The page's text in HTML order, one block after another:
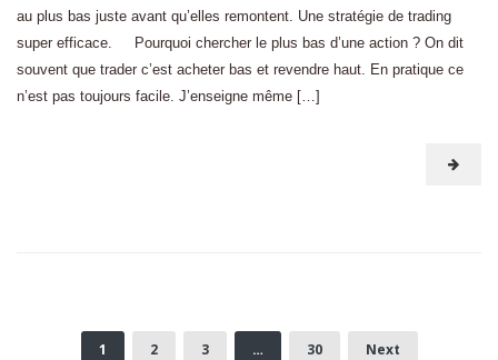
au plus bas juste avant qu’elles remontent. Une stratégie de trading
super efficace. Pourquoi chercher le plus bas d’une action ? On dit
souvent que trader c’est acheter bas et revendre haut. En pratique ce
n’est pas toujours facile. J’enseigne même […]
1 2 3 … 30 Next